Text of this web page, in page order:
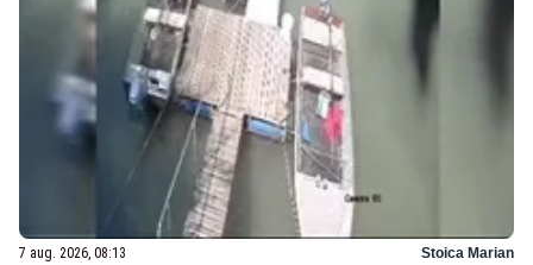
7 aug. 2026, 08:13 Stoica Marian